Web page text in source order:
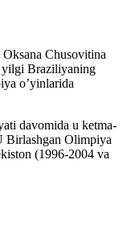
Chusovitina
yilgi Braziliyaning
o’yinlarida
davomida u ketma-
Birlashgan Olimpiya
(1996-2004 va